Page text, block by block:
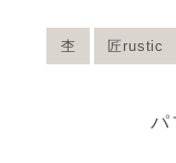
杢 匠rustic
パ